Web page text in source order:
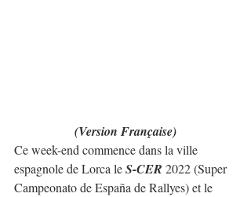
(Version Française)
Ce week-end commence dans la ville
espagnole de Lorca le S-CER 2022 (Super
Campeonato de España de Rallyes) et le